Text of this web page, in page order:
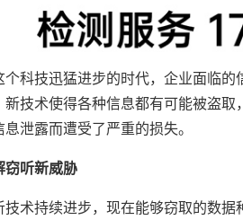
个科技迅猛进步的时代，企业面临
新技术使得各种信息都有可能被盗
息泄露而遭受了严重的损失。
窃听新威胁
技术持续进步，现在能够窃取的数